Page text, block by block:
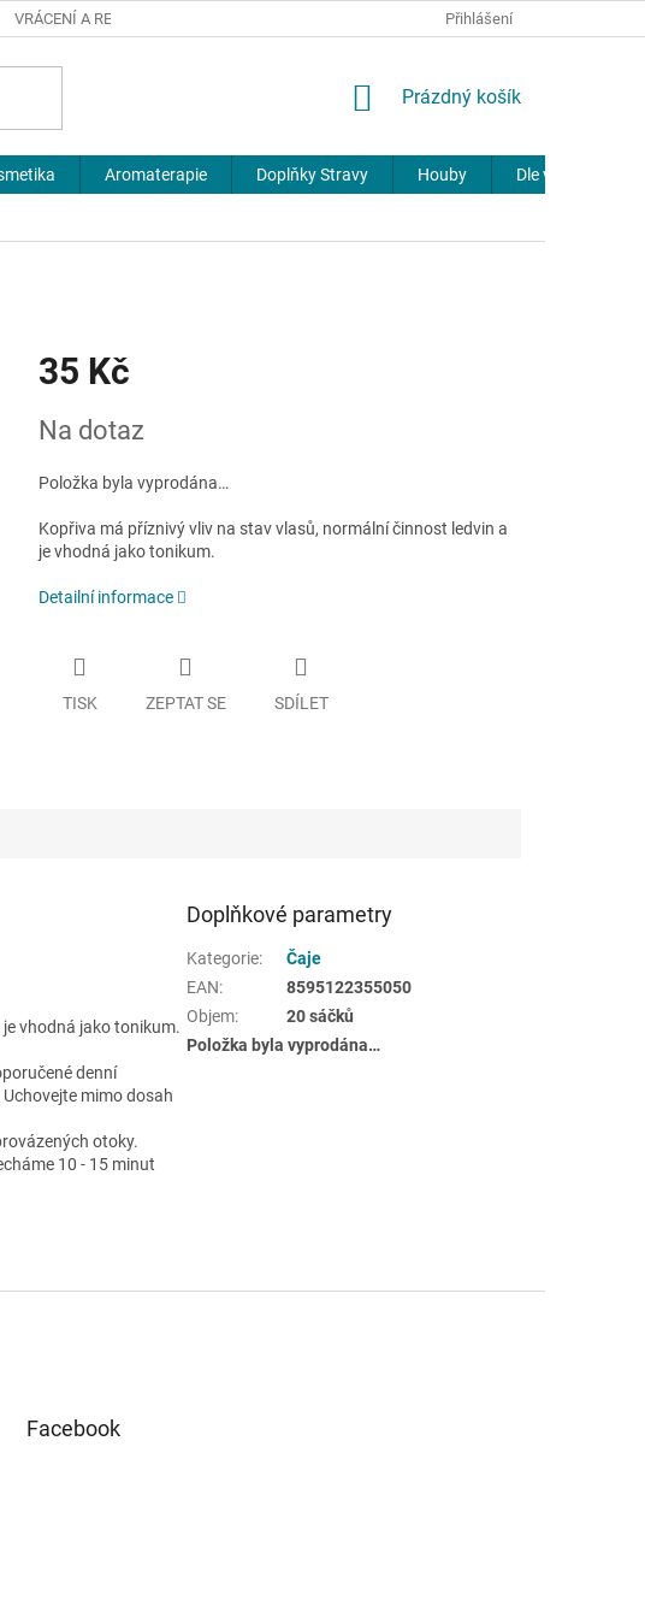
VRÁCENÍ A REKLAMACE JOURNAL
Přihlášení
NÁKUPNÍ
Prázdný košík
Aromaterapie Doplňky Stravy Houby Dle výrobců
35 Kč
cena:
Na dotaz
Položka byla vyprodána…
Kopřiva má příznivý vliv na stav vlasů, normální činnost ledvin a
je vhodná jako tonikum.
Detailní informace
TISK ZEPTAT SE SDÍLET
vhodná jako tonikum.
denní
mimo dosah
otoky.
10 - 15 minut
Doplňkové parametry
Kategorie:
Čaje
EAN:
8595122355050
Objem:
20 sáčků
Položka byla vyprodána…
Facebook